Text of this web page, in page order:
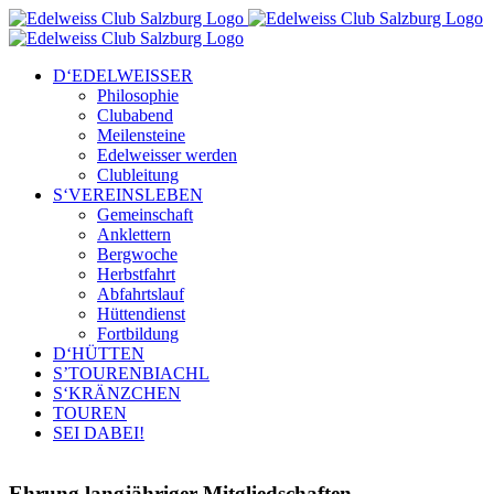
Zum
Inhalt
D‘EDELWEISSER
Philosophie
Clubabend
Meilensteine
Edelweisser werden
Clubleitung
S‘VEREINSLEBEN
Gemeinschaft
Anklettern
Bergwoche
Herbstfahrt
Abfahrtslauf
Hüttendienst
Fortbildung
D‘HÜTTEN
S’TOURENBIACHL
S‘KRÄNZCHEN
TOUREN
SEI DABEI!